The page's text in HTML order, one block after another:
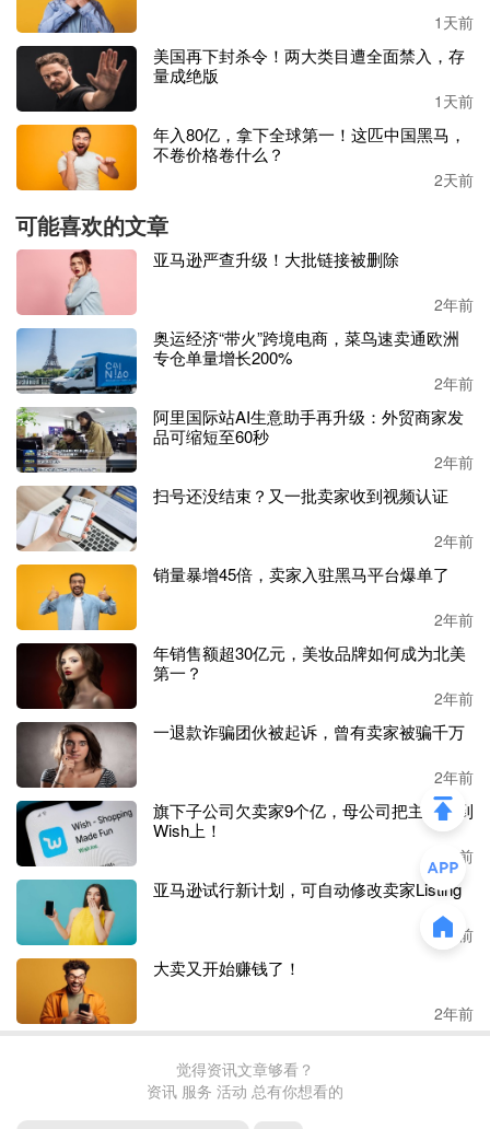
有一位卖家经营亚马逊已经
此之前该卖家的年销售额大约3000万美金（折合人民币超2
亿元）。
11年老卖家介绍，亚马逊多年来一直在试图改变我的类目，
我的产品被放到婴儿和成人类目，现在我放弃抵抗了。
也有12年老卖家称，我的销售也走到头了，我给平台支付了
数十万美元的费用和邮费，他们现在还拿着我的钱，因为给
买家发了一封邮件，我的账户资金被冻结。令我吃惊的是，
有几个资深的TOP卖家也遇到了同样的问题，而这些问题都
是平台的问题，并不是卖家的问题。所以警告同行，把鸡蛋
放在一个篮子里之前，要想好怎么去面对它。
许多老的亚马逊账号正在被关停。在一些老卖家看来，可能
是自己已经不再适应平台激烈的竞争规则，而
平台也举起了
斧头，正在砍掉这些老店铺。他们呼吁亚马逊应该给老卖家
一些优势，如果没有最初的小夫妻店就没有如今的亚马逊。
16年老卖家销售下降70%
除了经历消亡的老账号，目前在售的部分老账号也在今年遇
到前所未有的打击，主要表现在销售额急剧下滑。
16年老卖家讲述了自己的心酸：“
我不确定亚马逊到底发生
了什么，但我的销售额比去年下降了
并不高，帐户健康评级正在下降。这是我16年销售生涯中最
受打击的一年。
我知道现在是夏天（淡季），但下跌70%是一个很大的降
幅，似乎我的产品已经没有任何曝光。亚马逊的变化如此之
多，以至于很难说是什么原因导致了这种情况。”
另一老卖家销量下降了大约
万美金，今年不会再有了，因为销售了7年的品牌突然不能
卖了。该卖家认为亚马逊已经不再需要他的佣金和各项费用
了。
“
我们在亚马逊上卖了十多年，从未见过如此低的销量。其
他平台的销售也正在下滑，但不像亚马逊这么快
的销售可能是广告出了问题，现在我们不知道应该试着找出
1天前
美国再下封杀令！两大类目遭全面禁入，存
量成绝版
1天前
年入80亿，拿下全球第一！这匹中国黑马，
不卷价格卷什么？
2天前
可能喜欢的文章
亚马逊严查升级！大批链接被删除
2年前
奥运经济“带火”跨境电商，菜鸟速卖通欧洲
专仓单量增长200%
2年前
阿里国际站AI生意助手再升级：外贸商家发
品可缩短至60秒
2年前
扫号还没结束？又一批卖家收到视频认证
2年前
销量暴增45倍，卖家入驻黑马平台爆单了
2年前
年销售额超30亿元，美妆品牌如何成为北美
第一？
2年前
一退款诈骗团伙被起诉，曾有卖家被骗千万
2年前
旗下子公司欠卖家9个亿，母公司把主意打到
Wish上！
2年前
亚马逊试行新计划，可自动修改卖家Listing
2年前
大卖又开始赚钱了！
2年前
觉得资讯文章够看？
资讯 服务 活动 总有你想看的